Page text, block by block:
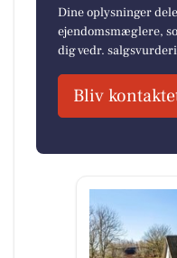
Dine oplysninger
ejendomsmæglere,
dig vedr.
Bliv